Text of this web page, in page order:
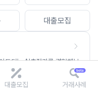
대출모집
트되는 AI추정가를 경험해보
대출모집 거래사례